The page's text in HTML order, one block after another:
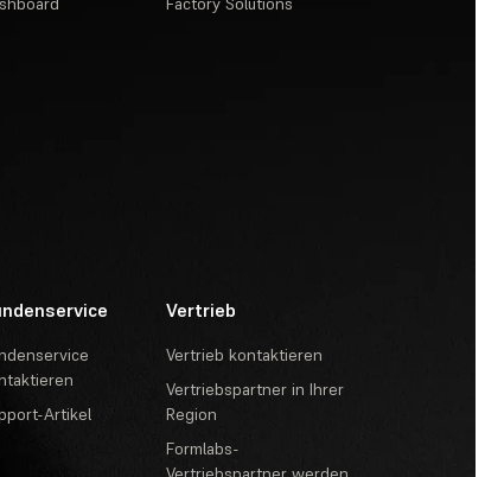
Artikel
Vertrieb
Vertrieb kontaktieren
Vertriebspartner in Ihrer
Region
Formlabs-